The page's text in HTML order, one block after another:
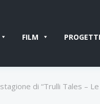
FILM PROGETTI
di “Trulli Tales –